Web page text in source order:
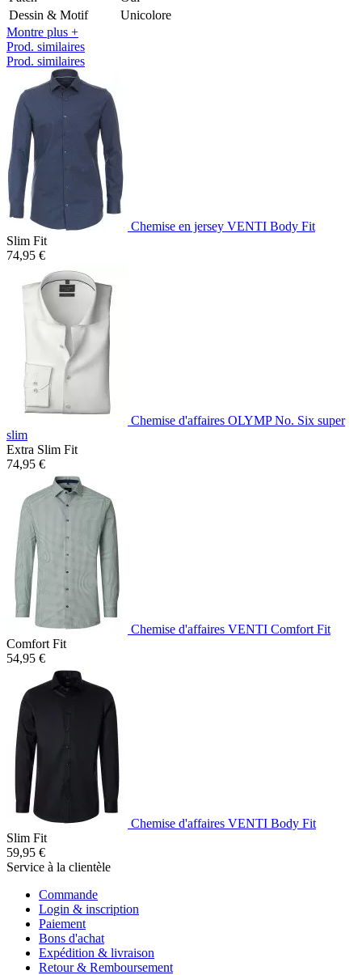
Dessin & Motif
Unicolore
Montre plus +
Prod. similaires
Prod. similaires
Chemise en jersey VENTI Body Fit
Slim Fit
74,95 €
Chemise d'affaires OLYMP No. Six super
slim
Extra Slim Fit
74,95 €
Chemise d'affaires VENTI Comfort Fit
Comfort Fit
54,95 €
Chemise d'affaires VENTI Body Fit
Slim Fit
59,95 €
Service à la clientèle
Commande
Login & inscription
Paiement
Bons d'achat
Expédition & livraison
Retour & Remboursement